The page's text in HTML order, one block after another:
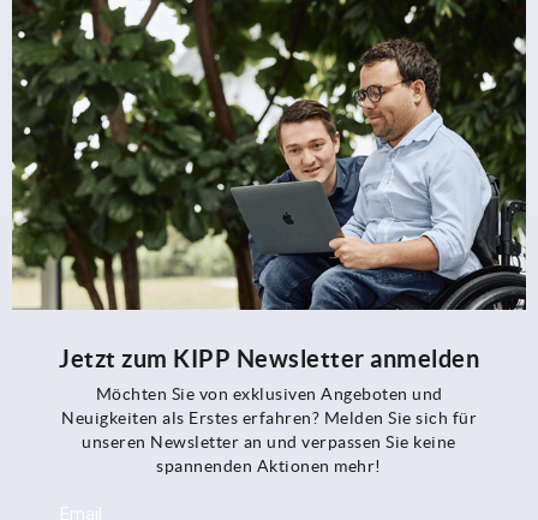
Jetzt zum KIPP Newsletter anmelden
Möchten Sie von exklusiven Angeboten und
Neuigkeiten als Erstes erfahren? Melden Sie sich für
unseren Newsletter an und verpassen Sie keine
spannenden Aktionen mehr!